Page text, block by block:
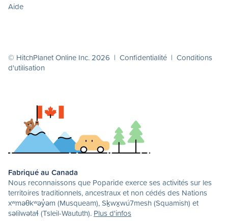
Aide
© HitchPlanet Online Inc. 2026 | Confidentialité | Conditions
d'utilisation
Fabriqué au Canada
Nous reconnaissons que Poparide exerce ses activités sur les
territoires traditionnels, ancestraux et non cédés des Nations
xʷməθkʷəy̓əm (Musqueam), Sḵwx̱wú7mesh (Squamish) et
səlilwətaɬ (Tsleil-Waututh). Plus d'infos